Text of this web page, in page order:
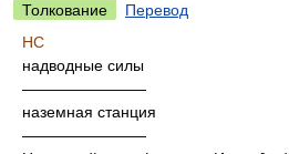
Толкование
Перевод
НС
надводные силы
————————
наземная станция
————————